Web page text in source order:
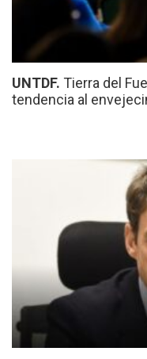
UNTDF. Tierra del
tendencia al